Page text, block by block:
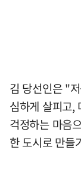
김 당선인은 "
심하게 살피고,
걱정하는 마음
한 도시로 만들